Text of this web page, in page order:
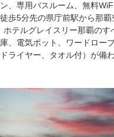
、専用バスルーム、無料
歩5分先の県庁前駅から那
ホテルグレイスリー那覇のす
、電気ポット、ワードロー
ライヤー、タオル付）が備わ